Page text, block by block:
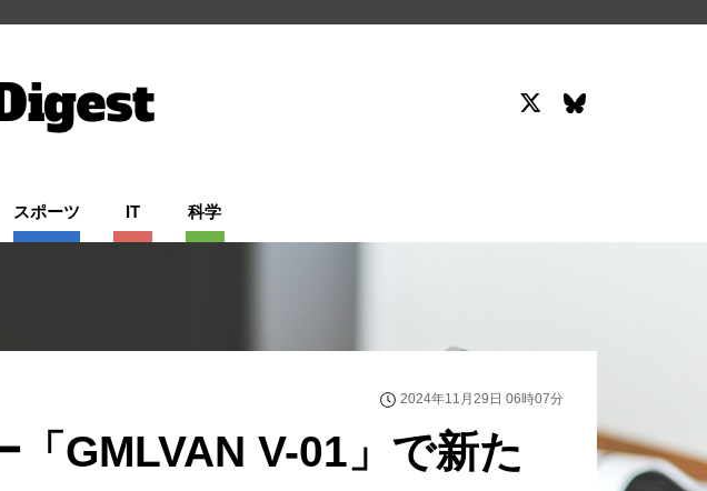
スポーツ IT 科学
2024年11月29日 06時07分
GMLVAN V-01」で新た